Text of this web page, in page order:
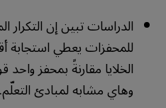
الدراسات تبين إن التكرار
للمحفزات يعطي استجابة
الخلايا مقارنةً بمحفز واحد
وهاي مشابه لمبادئ التعلّم.